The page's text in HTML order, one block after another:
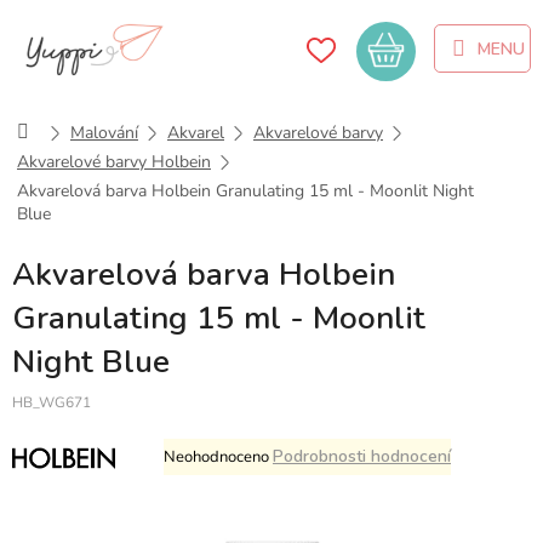
obsah
Nákupní
košík
DomůMalování Akvarel
Akvarelové barvy
Akvarelové barvy Holbein
Akvarelová barva Holbein Granulating 15 ml - Moonlit Night
Blue
Akvarelová barva Holbein
Granulating 15 ml - Moonlit
Night Blue
HB_WG671
Průměrné
hodnocení
NeohodnocenoPodrobnosti hodnocení